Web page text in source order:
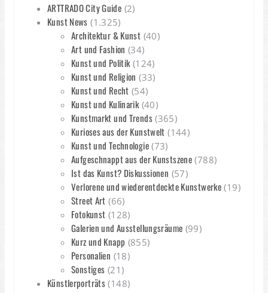
ARTTRADO City Guide (2)
Kunst News (1.325)
Architektur & Kunst (40)
Art und Fashion (34)
Kunst und Politik(124)
Kunst und Religion (33)
Kunst und Recht (54)
Kunst und Kulinarik(40)
Kunstmarkt und Trends(365)
Kurioses aus der Kunstwelt (144)
Kunst und Technologie(73)
Aufgeschnappt aus der Kunstszene (788)
Ist das Kunst? Diskussionen (57)
Verlorene und wiederentdeckte Kunstwerke (19)
Street Art (66)
Fotokunst (128)
Galerien und Ausstellungsräume (99)
Kurz und Knapp (855)
Personalien (18)
Sonstiges (21)
Künstlerporträts (148)